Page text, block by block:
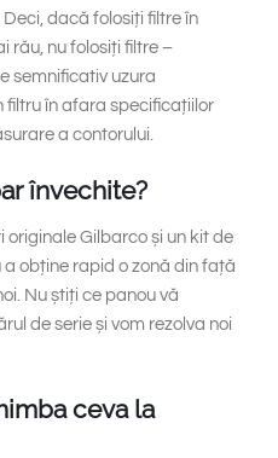
dacă folosiți filtre în
rău, nu folosiți filtre –
semnificativ uzura
filtru în afara specificațiilor
a contorului.
învechite?
originale Gilbarco și un kit de
obține rapid o zonă din față
Nu știți ce panou vă
de serie și vom rezolva noi
ceva la